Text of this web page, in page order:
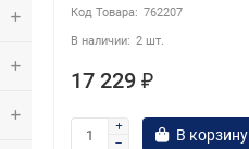
762207
2 шт.
17 229 ₽
В корзину